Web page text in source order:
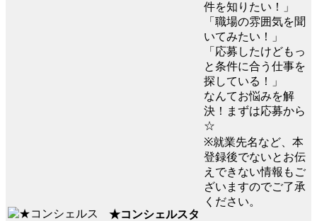
★コンシェルスタ
件を知りたい！」
「職場の雰囲気を聞
いてみたい！」
「応募したけどもっ
と条件に合う仕事を
探している！」
なんてお悩みを解
決！まずは応募から
☆
※就業先名など、本
登録後でないとお伝
えできない情報もご
ざいますのでご了承
ください。